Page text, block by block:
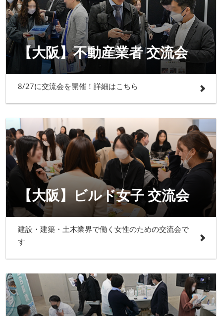
【大阪】不動産業者 交流会
8/27に交流会を開催！詳細はこちら
【大阪】ビルド女子 交流会
建設・建築・土木業界で働く女性のための交流会で
す